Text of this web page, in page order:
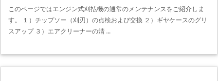
このページではエンジン式刈払機の通常のメンテナンスをご紹介しま
す。 １）チップソー（刈刃）の点検および交換 ２）ギヤケースのグリ
スアップ ３）エアクリーナーの清 ...